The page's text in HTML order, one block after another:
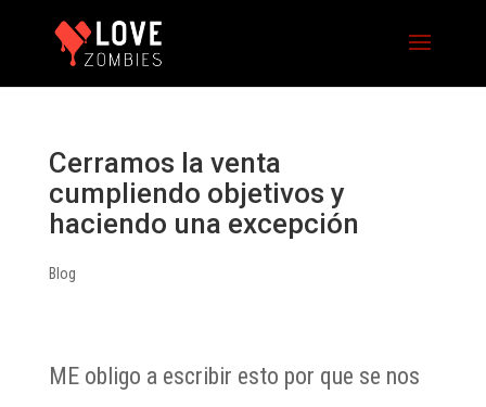
Cerramos la venta
cumpliendo objetivos y
haciendo una excepción
Blog
ME obligo a escribir esto por que se nos